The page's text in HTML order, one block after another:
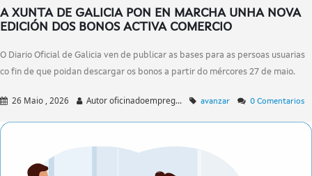
A XUNTA DE GALICIA PON EN MARCHA UNHA NOVA
EDICIÓN DOS BONOS ACTIVA COMERCIO
O Diario Oficial de Galicia ven de publicar as bases para as persoas usuarias
co fin de que poidan descargar os bonos a partir do mércores 27 de maio.
26 Maio , 2026 Autoroficinadoempreg... avanzar 0 Comentarios